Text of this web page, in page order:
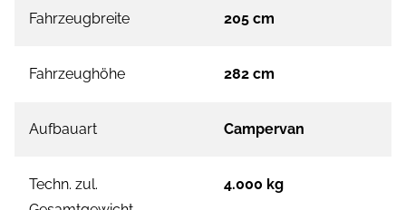
Fahrzeugbreite 205 cm
Fahrzeughöhe 282 cm
Aufbauart Campervan
Techn. zul.
4.000 kg